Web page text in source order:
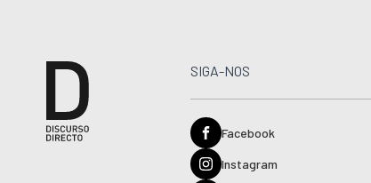
SIGA-NOS
Facebook
Instagram